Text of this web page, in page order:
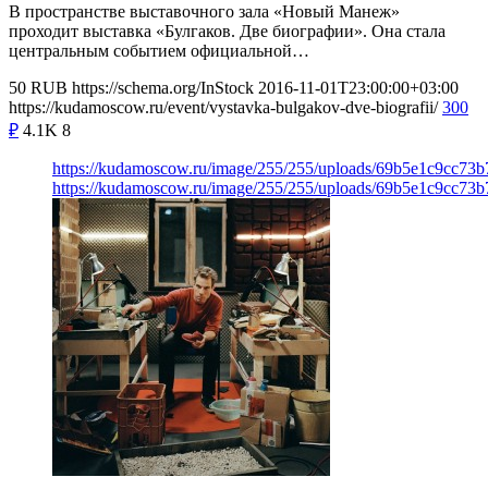
В пространстве выставочного зала «Новый Манеж»
проходит выставка «Булгаков. Две биографии». Она стала
центральным событием официальной…
50 RUB https://schema.org/InStock 2016-11-01T23:00:00+03:00
https://kudamoscow.ru/event/vystavka-bulgakov-dve-biografii/ 300
₽ 4.1K 8
https://kudamoscow.ru/image/255/255/uploads/
https://kudamoscow.ru/image/255/255/uploads/